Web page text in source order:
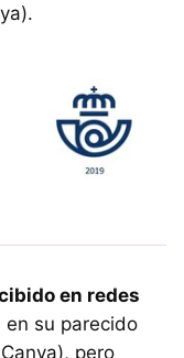
en redes
su parecido
pero